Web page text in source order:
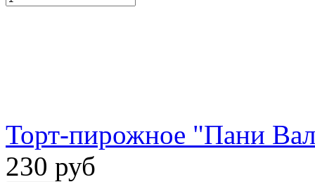
Торт-пирожное "Пани
230 руб